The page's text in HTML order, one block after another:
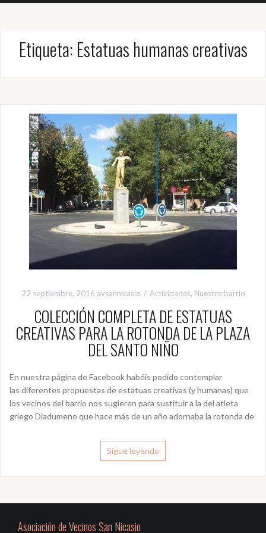
Etiqueta: Estatuas humanas creativas
22 septiembre, 2016 avsannicasio Actividades, Nuestro barrio
COLECCIÓN COMPLETA DE ESTATUAS
CREATIVAS PARA LA ROTONDA DE LA PLAZA
DEL SANTO NIÑO
En nuestra página de Facebook habéis podido contemplar
las diferentes propuestas de estatuas creativas (y humanas) que
los vecinos del barrio nos sugieren para sustituir a la del atleta
griego Diadumeno que hace más de un año adornaba la rotonda de
Sigue leyendo
Asociación de Vecinos San Nicasio